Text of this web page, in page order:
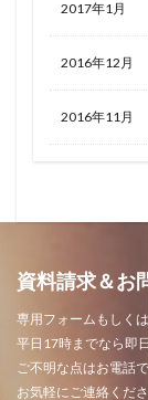
2017年1月
2016年12月
2016年11月
資料請求＆お
専用フォームもしく
平日17時までなら即
ご不明な点はお電話
お気軽にご連絡くださ